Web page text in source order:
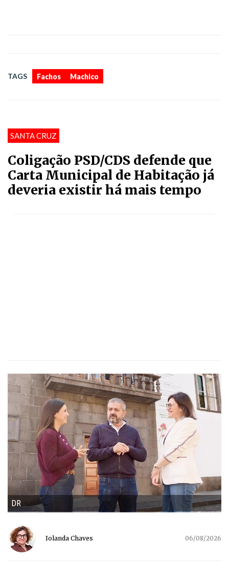
TAGS Fachos Machico
SANTA CRUZ
Coligação PSD/CDS defende que
Carta Municipal de Habitação já
deveria existir há mais tempo
DR
Iolanda Chaves 06/08/2026